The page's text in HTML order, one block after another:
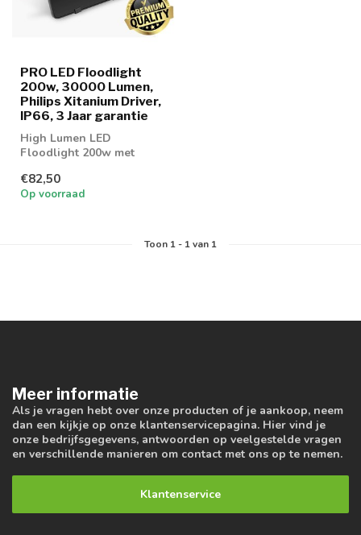
PRO LED Floodlight
200w, 30000 Lumen,
Philips Xitanium Driver,
IP66, 3 Jaar garantie
High Lumen LED
Floodlight 200w met
€82,50
Op voorraad
Toon 1- 1van 1
Meer informatie
Als je vragen hebt over onze producten of je aankoop, neem
dan een kijkje op onze klantenservicepagina. Hier vind je
onze bedrijfsgegevens, antwoorden op veelgestelde vragen
en verschillende manieren om contact met ons op te nemen.
Klantenservice